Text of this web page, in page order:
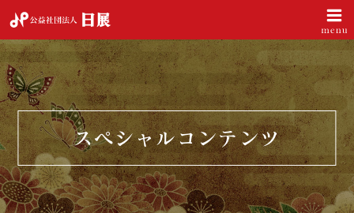
スペシャルコンテンツ